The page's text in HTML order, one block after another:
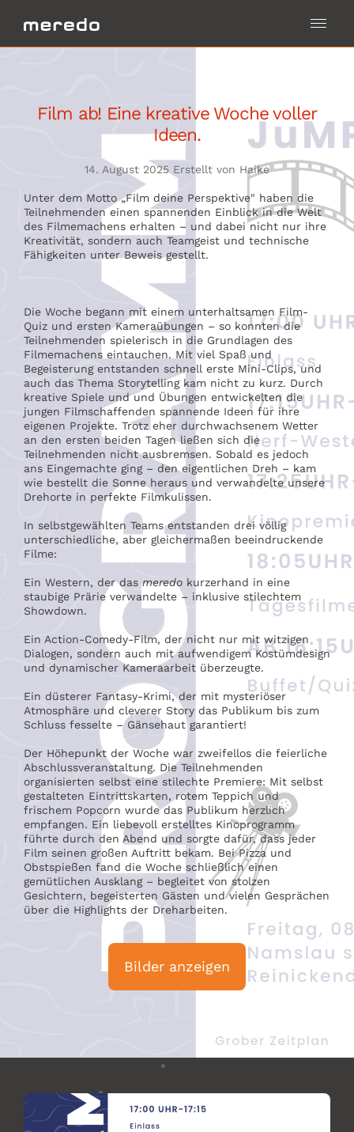
Film ab! Eine kreative Woche voller
Ideen.
14. August 2025 Erstellt von Haike
Unter dem Motto „Film deine Perspektive" haben die
Teilnehmenden einen spannenden Einblick in die Welt
des Filmemachens erhalten – und dabei nicht nur ihre
Kreativität, sondern auch Teamgeist und technische
Fähigkeiten unter Beweis gestellt.
Die Woche begann mit einem unterhaltsamen Film-
Quiz und ersten Kameraübungen – so konnten die
Teilnehmenden spielerisch in die Grundlagen des
Filmemachens eintauchen. Mit viel Spaß und
Begeisterung entstanden schnell erste Mini-Clips, und
auch das Thema Storytelling kam nicht zu kurz. Durch
kreative Spiele und und Übungen entwickelten die
jungen Filmschaffenden spannende Ideen für ihre
eigenen Projekte. Trotz eher durchwachsenem Wetter
an den ersten beiden Tagen ließen sich die
Teilnehmenden nicht ausbremsen. Sobald es jedoch
ans Eingemachte ging – den eigentlichen Dreh – kam
wie bestellt die Sonne heraus und verwandelte unsere
Drehorte in perfekte Filmkulissen.
In selbstgewählten Teams entstanden drei völlig
unterschiedliche, aber gleichermaßen beeindruckende
Filme:
Ein Western, der dasmeredo kurzerhand in eine
staubige Prärie verwandelte – inklusive stilechtem
Showdown.
Ein Action-Comedy-Film, der nicht nur mit witzigen
Dialogen, sondern auch mit aufwendigem Kostümdesign
und dynamischer Kameraarbeit überzeugte.
Ein düsterer Fantasy-Krimi, der mit mysteriöser
Atmosphäre und cleverer Story das Publikum bis zum
Schluss fesselte – Gänsehaut garantiert!
Der Höhepunkt der Woche war zweifellos die feierliche
Abschlussveranstaltung. Die Teilnehmenden
organisierten selbst eine stilechte Premiere: Mit selbst
gestalteten Eintrittskarten, rotem Teppich und
frischem Popcorn wurde das Publikum herzlich
empfangen. Ein liebevoll erstelltes Kinoprogramm
führte durch den Abend und sorgte dafür, dass jeder
Film seinen großen Auftritt bekam. Bei Pizza und
Obstspießen fand die Woche schließlich einen
gemütlichen Ausklang – begleitet von stolzen
Gesichtern, begeisterten Gästen und vielen Gesprächen
über die Highlights der Dreharbeiten.
Bilder anzeigen